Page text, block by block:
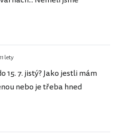
lety
15. 7. jistý? Jako jestli mám
nebo je třeba hned